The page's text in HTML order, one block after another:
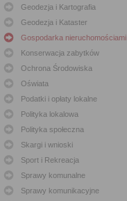
Geodezja i Kartografia
Geodezja i Kataster
Gospodarka nieruchomościami
Konserwacja zabytków
Ochrona Środowiska
Oświata
Podatki i opłaty lokalne
Polityka lokalowa
Polityka społeczna
Skargi i wnioski
Sport i Rekreacja
Sprawy komunalne
Sprawy komunikacyjne